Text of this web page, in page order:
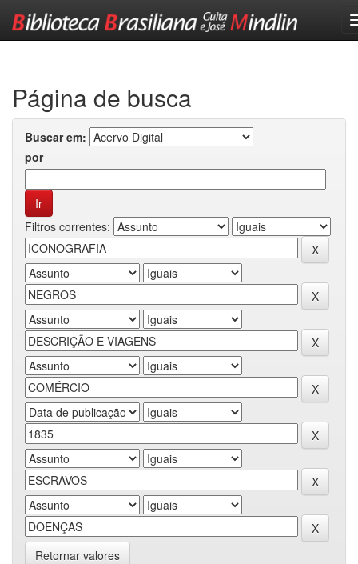
Página de busca
Buscar em:
por
Filtros correntes:
Retornar valores